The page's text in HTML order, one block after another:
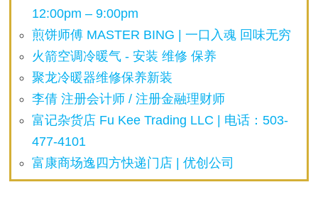
12:00pm – 9:00pm
煎饼师傅 MASTER BING | 一口入魂 回味无穷
火箭空调冷暖气 - 安装 维修 保养
聚龙冷暖器维修保养新装
李倩 注册会计师 / 注册金融理财师
富记杂货店 Fu Kee Trading LLC | 电话：503-
477-4101
富康商场逸四方快递门店 | 优创公司